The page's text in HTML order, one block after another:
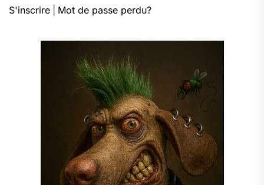
S'inscrire Mot de passe perdu?